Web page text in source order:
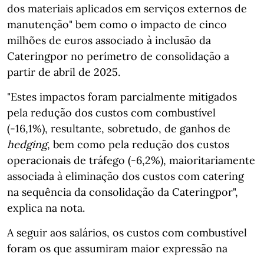
dos materiais aplicados em serviços externos de
manutenção" bem como o impacto de cinco
milhões de euros associado à inclusão da
Cateringpor no perímetro de consolidação a
partir de abril de 2025.
"Estes impactos foram parcialmente mitigados
pela redução dos custos com combustível
(-16,1%), resultante, sobretudo, de ganhos de
hedging, bem como pela redução dos custos
operacionais de tráfego (-6,2%), maioritariamente
associada à eliminação dos custos com catering
na sequência da consolidação da Cateringpor",
explica na nota.
A seguir aos salários, os custos com combustível
foram os que assumiram maior expressão na